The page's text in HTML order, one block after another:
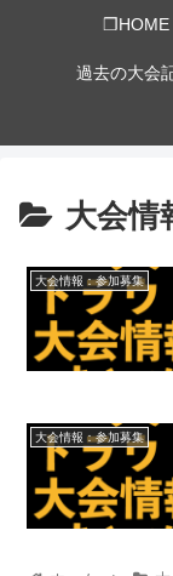
❒HOME
過去の大会
大会情
大会情報：参加募集
大会情報：参加募集